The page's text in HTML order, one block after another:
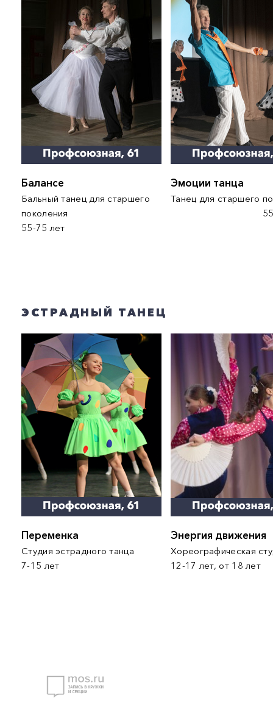
Балансе
Бальный танец для старшего
поколения
55-75 лет
Эмоции танца
Танец для старшего
55-75
ЭСТРАДНЫЙ ТАНЕЦ
Переменка
Студия эстрадного танца
7-15 лет
Энергия движения
Хореографическая
12-17 лет, от 18 лет